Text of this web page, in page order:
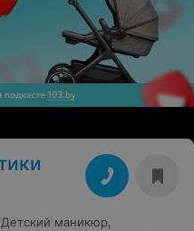
Детский маникюр,